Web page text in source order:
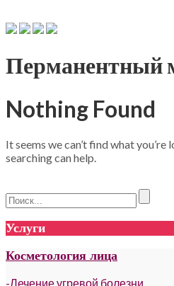
Перманентный
Nothing Found
It seems we can’t find what you’re
searching can help.
Услуги
Косметология лица
-Лечение угревой болезни